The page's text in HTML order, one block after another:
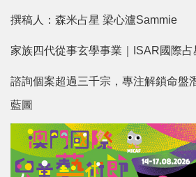
撰稿人：森米占星 梁心瀘Sammie
家族四代從事玄學事業｜ISAR國際占
諮詢個案超過三千宗，專注解鎖命盤
藍圖